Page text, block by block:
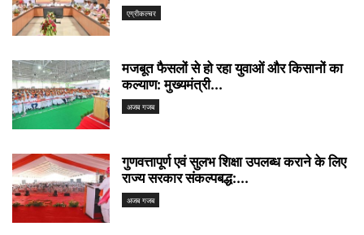
एग्रीकल्चर
मजबूत फैसलों से हो रहा युवाओं और किसानों का
कल्याण: मुख्यमंत्री...
अजब गजब
गुणवत्तापूर्ण एवं सुलभ शिक्षा उपलब्ध कराने के लिए
राज्य सरकार संकल्पबद्ध:...
अजब गजब